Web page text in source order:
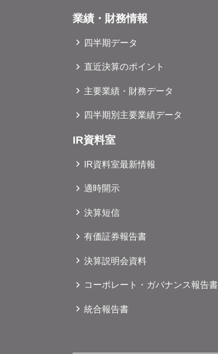
業績・財務情報
四半期データ
直近決算のポイント
主要業績・財務データ
四半期別主要業績データ
IR資料室
IR資料室最新情報
適時開示
決算短信
有価証券報告書
決算説明会資料
コーポレート・ガバナンス報告書
統合報告書